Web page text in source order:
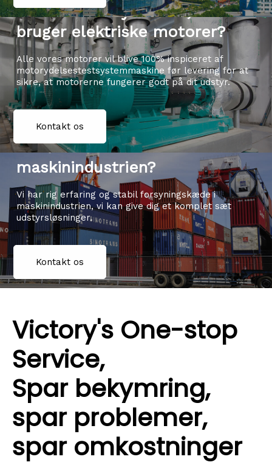
Er du en udstyrsfabrik, der
bruger elektriske motorer?
Alle vores motorer vil blive 100% inspiceret af
motorydelsestestsystemmaskine før levering for at
sikre, at motorerne fungerer godt på dit udstyr.
Kontakt os
Er du en handels- og
indkøbsvirksomhed i
maskinindustrien?
Vi har rig erfaring og stabil forsyningskæde i
maskinindustrien, vi kan give dig et komplet sæt
udstyrsløsninger.
Kontakt os
Victory's One-stop
Service,
Spar bekymring,
spar problemer,
spar omkostninger